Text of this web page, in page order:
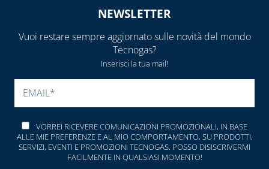
GUAINE
SPIRALATE
CORRUGATE,
ESTENSIBILI E
TERMORETRAIBILI
LEGHE SALDANTI
POMPE SCALDA
SIGILLANTI E
ACCESSORI PER
NEWSLETTER
Vuoi restare sempre aggiornato sulle novità del mondo
Tecnogas?
Inserisci la tua mail!
VORREI RICEVERE COMUNICAZIONI PROMOZIONALI, IN BASE
ALLE MIE PREFERENZE E AL MIO COMPORTAMENTO, SU PRODOTTI,
SERVIZI, EVENTI E PROMOZIONI TECNOGAS. POSSO DISISCRIVERMI
FACILMENTE IN QUALSIASI MOMENTO!